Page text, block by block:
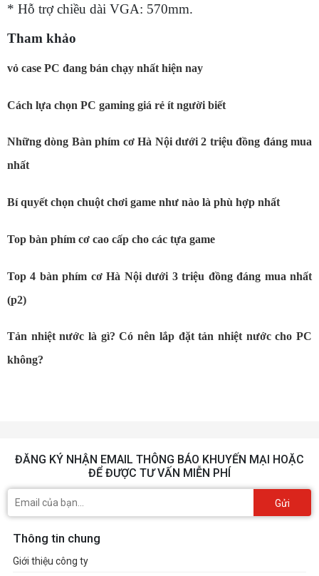
* Hỗ trợ chiều dài VGA: 570mm.
Tham khảo
vỏ case PC đang bán chạy nhất hiện nay
Cách lựa chọn PC gaming giá rẻ ít người biết
Những dòng Bàn phím cơ Hà Nội dưới 2 triệu đồng đáng mua
nhất
Bí quyết chọn chuột chơi game như nào là phù hợp nhất
Top bàn phím cơ cao cấp cho các tựa game
Top 4 bàn phím cơ Hà Nội dưới 3 triệu đồng đáng mua nhất
(p2)
Tản nhiệt nước là gì? Có nên lắp đặt tản nhiệt nước cho PC
không?
ĐĂNG KÝ NHẬN EMAIL THÔNG BÁO KHUYẾN MẠI HOẶC
ĐỂ ĐƯỢC TƯ VẤN MIỄN PHÍ
Gửi
Thông tin chung
Giới thiệu công ty